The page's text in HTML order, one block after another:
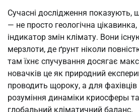
Сучасні дослідження показують,
— не просто геологічна
індикатор змін клімату. Вони
мерзлоти, де ґрунт ніколи
там їхнє спучування досягає
новачків це як природний
проводить щороку, а для
розуміння динаміки криосферы та
глобальний кліматичний баланс.